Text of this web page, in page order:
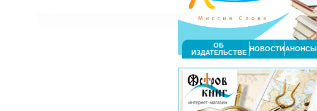
ОБ
ИЗДАТЕЛЬСТВЕ НОВОСТИАНОНСЫ